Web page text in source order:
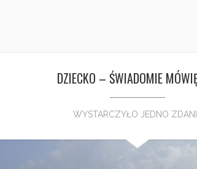
DZIECKO – ŚWIADOMIE
WYSTARCZYŁO JEDNO